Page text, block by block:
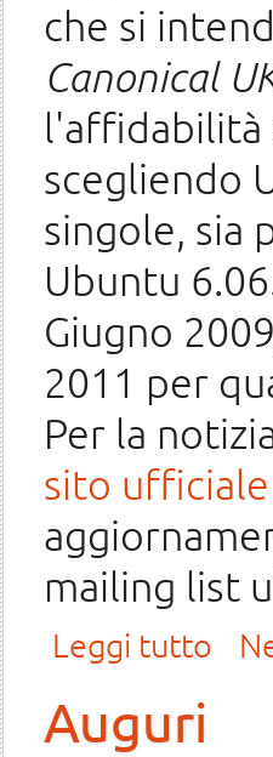
che si
Canonical
l'affidabilità
scegliendo
singole, sia
Ubuntu
Giugno
2011 per
Per la
sito
mailing list
Leggi tutto
Auguri